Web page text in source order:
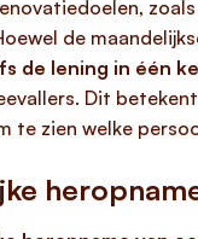
de
de lening in één
Dit
te zien welke